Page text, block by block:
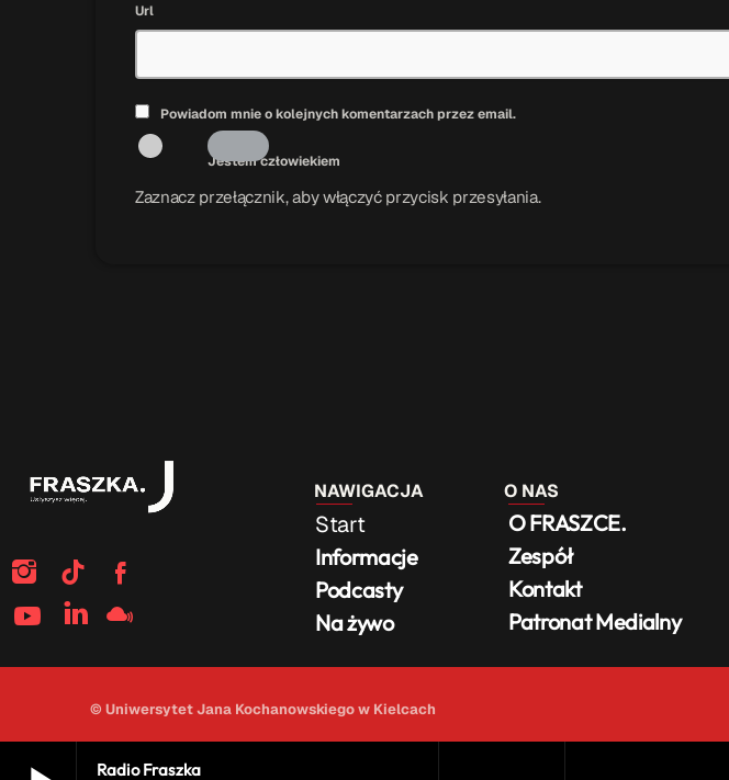
Radio Fraszka
Url
Powiadom mnie o kolejnych komentarzach przez email.
Jestem człowiekiem
Zaznacz przełącznik, aby włączyć przycisk przesyłania.
Start
Informacje
Podcasty
Na żywo
O FRASZCE.
Zespół
Kontakt
Patronat Medialny
NAWIGACJA O NAS
© Uniwersytet Jana Kochanowskiego w Kielcach